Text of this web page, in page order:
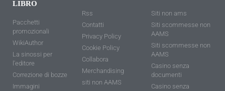
LIBRO
Pacchetti
promozionali
WikiAuthor
La sinossi per
l'editore
Correzione di bozze
Immagini
Rss
Contatti
Privacy Policy
Cookie Policy
Collabora
Merchandising
siti non AAMS
Siti non ams
Siti scommesse non
AAMS
Siti scommesse non
AAMS
Casino senza
documenti
Casino senza